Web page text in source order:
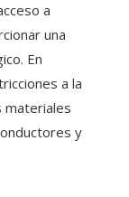
a
una
En
a la
materiales
y